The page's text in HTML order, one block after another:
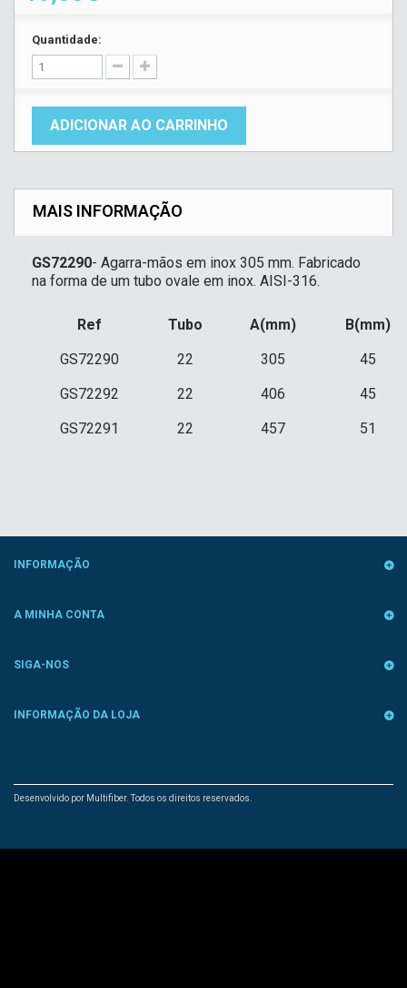
Quantidade:
ADICIONAR AO CARRINHO
MAIS INFORMAÇÃO
GS72290- Agarra-mãos em inox 305 mm. Fabricado
na forma de um tubo ovale em inox. AISI-316.
Ref Tubo A(mm)
B(mm)
GS72290
22 305
45
GS72292
22 406
45
GS72291
22 457 51
INFORMAÇÃO
Desenvolvido por Multifiber. Todos os direitos reservados.
A MINHA CONTA
SIGA-NOS
INFORMAÇÃO DA LOJA